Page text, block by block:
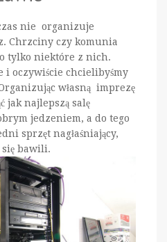
nie organizuje
Chrzciny czy komunia
tylko niektóre z nich.
i oczywiście chcielibyśmy
własną imprezę
jak najlepszą salę
jedzeniem, a do tego
sprzęt nagłaśniający,
bawili.